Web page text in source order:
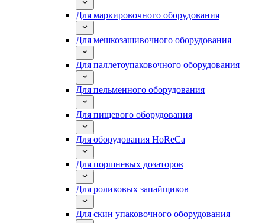
Для маркировочного оборудования
Для мешкозашивочного оборудования
Для паллетоупаковочного оборудования
Для пельменного оборудования
Для пищевого оборудования
Для оборудования HoReCa
Для поршневых дозаторов
Для роликовых запайщиков
Для скин упаковочного оборудования